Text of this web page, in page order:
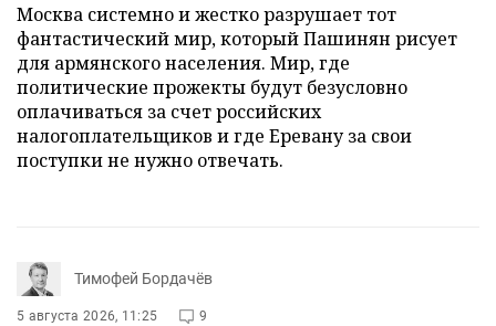
Москва системно и жестко разрушает тот
фантастический мир, который Пашинян рисует
для армянского населения. Мир, где
политические прожекты будут безусловно
оплачиваться за счет российских
налогоплательщиков и где Еревану за свои
поступки не нужно отвечать.
Тимофей Бордачёв
5 августа 2026, 11:25 9